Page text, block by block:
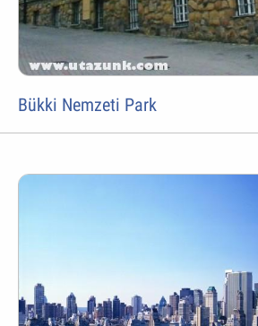
Bükki Nemzeti Park